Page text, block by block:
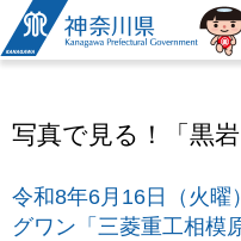
神奈川県
写真で見る！「黒
令和8年6月16日（火曜
グワン「三菱重工相模